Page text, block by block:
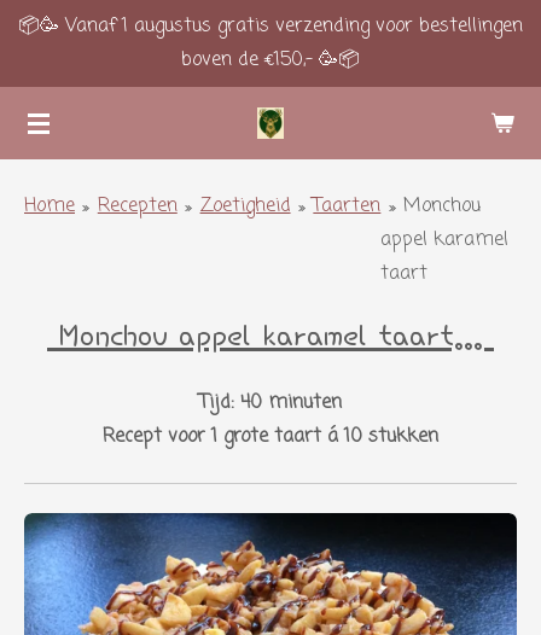
Ga
de
hoofdinhoud
📦🥳 Vanaf 1 augustus gratis verzending voor bestellingen
boven de €150,- 🥳📦
Home » Recepten » Zoetigheid » Taarten » Monchou
appel karamel
taart
Monchou appel karamel taart...
Tijd: 40 minuten
Recept voor 1 grote taart á 10 stukken